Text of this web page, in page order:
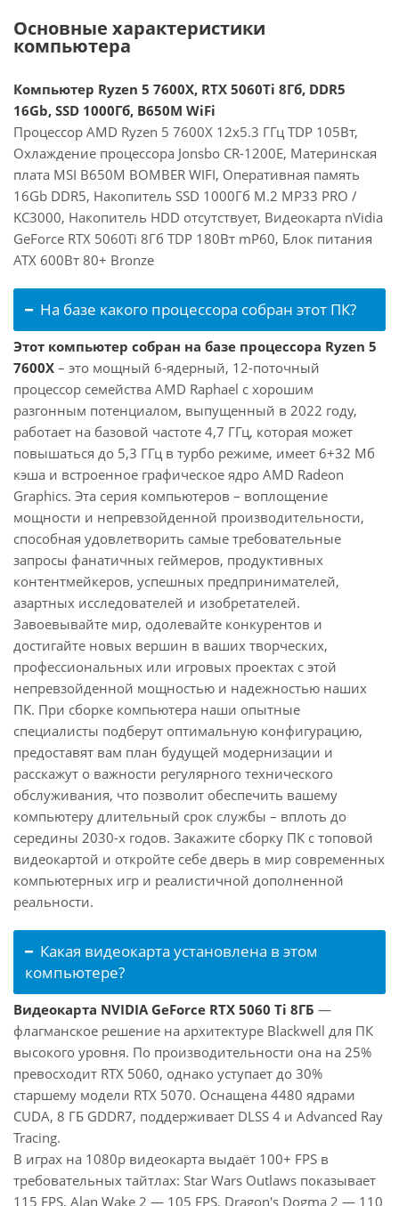
Основные характеристики
компьютера
Компьютер Ryzen 5 7600X, RTX 5060Ti 8Гб, DDR5
16Gb, SSD 1000Гб, B650M WiFi
Процессор AMD Ryzen 5 7600X 12x5.3 ГГц TDP 105Вт,
Охлаждение процессора Jonsbo CR-1200E, Материнская
плата MSI B650M BOMBER WIFI, Оперативная память
16Gb DDR5, Накопитель SSD 1000Гб M.2 MP33 PRO /
KC3000, Накопитель HDD отсутствует, Видеокарта nVidia
GeForce RTX 5060Ti 8Гб TDP 180Вт mP60, Блок питания
ATX 600Вт 80+ Bronze
На базе какого процессора собран этот ПК?
Этот компьютер собран на базе процессора Ryzen 5
7600X – это мощный 6-ядерный, 12-поточный
процессор семейства AMD Raphael с хорошим
разгонным потенциалом, выпущенный в 2022 году,
работает на базовой частоте 4,7 ГГц, которая может
повышаться до 5,3 ГГц в турбо режиме, имеет 6+32 Мб
кэша и встроенное графическое ядро AMD Radeon
Graphics. Эта серия компьютеров – воплощение
мощности и непревзойденной производительности,
способная удовлетворить самые требовательные
запросы фанатичных геймеров, продуктивных
контентмейкеров, успешных предпринимателей,
азартных исследователей и изобретателей.
Завоевывайте мир, одолевайте конкурентов и
достигайте новых вершин в ваших творческих,
профессиональных или игровых проектах с этой
непревзойденной мощностью и надежностью наших
ПК. При сборке компьютера наши опытные
специалисты подберут оптимальную конфигурацию,
предоставят вам план будущей модернизации и
расскажут о важности регулярного технического
обслуживания, что позволит обеспечить вашему
компьютеру длительный срок службы – вплоть до
середины 2030-х годов. Закажите сборку ПК с топовой
видеокартой и откройте себе дверь в мир современных
компьютерных игр и реалистичной дополненной
реальности.
Какая видеокарта установлена в этом
компьютере?
Видеокарта NVIDIA GeForce RTX 5060 Ti 8ГБ —
флагманское решение на архитектуре Blackwell для ПК
высокого уровня. По производительности она на 25%
превосходит RTX 5060, однако уступает до 30%
старшему модели RTX 5070. Оснащена 4480 ядрами
CUDA, 8 ГБ GDDR7, поддерживает DLSS 4 и Advanced Ray
Tracing.
В играх на 1080p видеокарта выдаёт 100+ FPS в
требовательных тайтлах: Star Wars Outlaws показывает
115 FPS, Alan Wake 2 — 105 FPS, Dragon's Dogma 2 — 110